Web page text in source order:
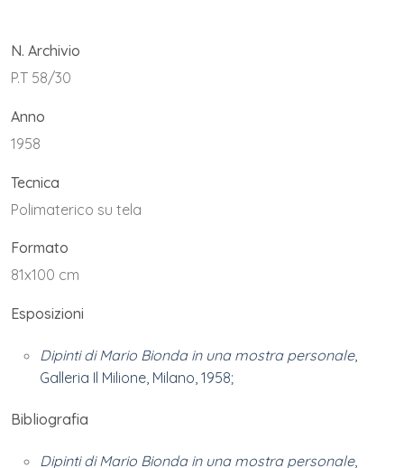
N. Archivio
P.T 58/30
Anno
1958
Tecnica
Polimaterico su tela
Formato
81x100 cm
Esposizioni
Dipinti di Mario Bionda in una mostra personale,
Galleria Il Milione, Milano, 1958;
Bibliografia
Dipinti di Mario Bionda in una mostra personale,